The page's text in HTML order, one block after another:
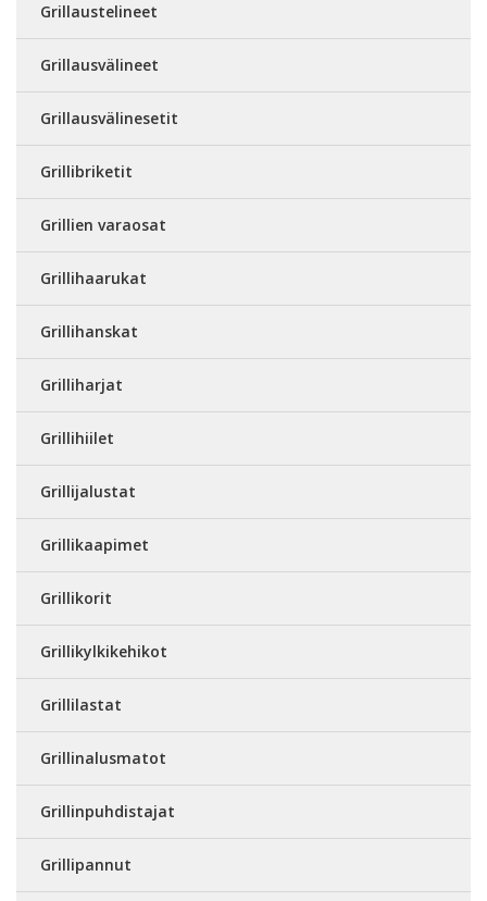
Grillaustelineet
Grillausvälineet
Grillausvälinesetit
Grillibriketit
Grillien varaosat
Grillihaarukat
Grillihanskat
Grilliharjat
Grillihiilet
Grillijalustat
Grillikaapimet
Grillikorit
Grillikylkikehikot
Grillilastat
Grillinalusmatot
Grillinpuhdistajat
Grillipannut